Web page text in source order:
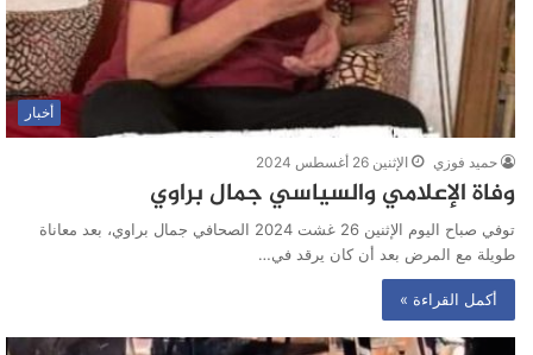
أخبار
حميد فوزي الإثنين 26 أغسطس 2024
وفاة الإعلامي والسياسي جمال براوي
توفي صباح اليوم الإثنين 26 غشت 2024 الصحافي جمال براوي، بعد معاناة
طويلة مع المرض بعد أن كان يرقد في…
أكمل القراءة »